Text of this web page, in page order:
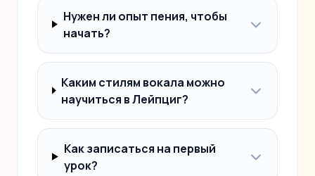
Нужен ли опыт пения, чтобы
начать?
Каким стилям вокала можно
научиться в Лейпциг?
Как записаться на первый
урок?